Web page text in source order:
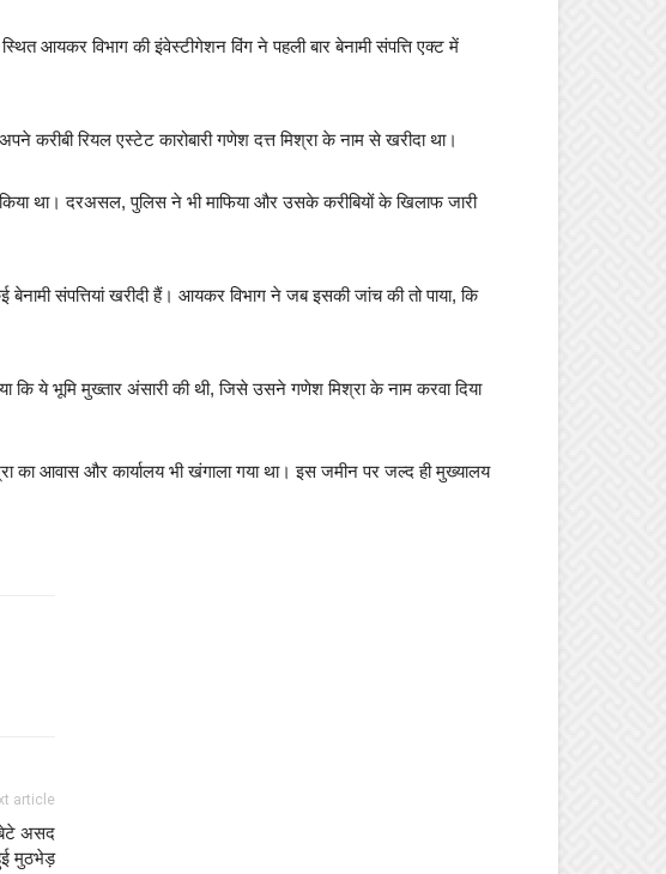
आयकर विभाग की इंवेस्टीगेशन विंग ने पहली बार बेनामी संपत्ति एक्ट में
करीबी रियल एस्टेट कारोबारी गणेश दत्त मिश्रा के नाम से खरीदा था।
था। दरअसल, पुलिस ने भी माफिया और उसके करीबियों के खिलाफ जारी
संपत्तियां खरीदी हैं। आयकर विभाग ने जब इसकी जांच की तो पाया, कि
कि ये भूमि मुख्तार अंसारी की थी, जिसे उसने गणेश मिश्रा के नाम करवा दिया
का आवास और कार्यालय भी खंगाला गया था। इस जमीन पर जल्द ही मुख्यालय
article
असद
मुठभेड़